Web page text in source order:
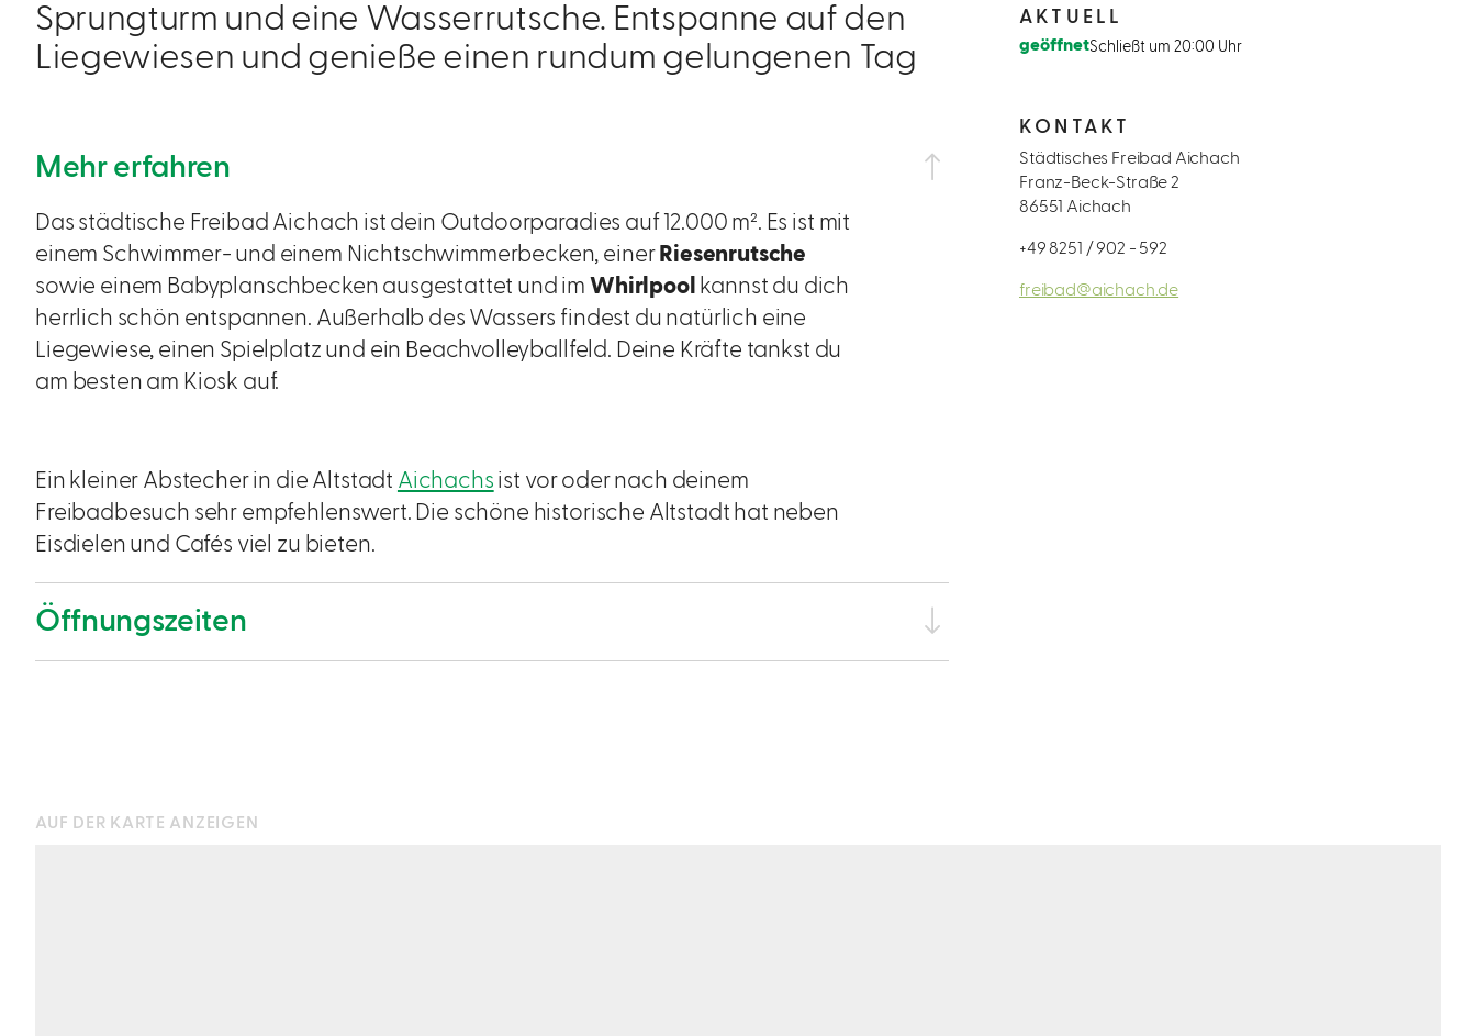
Sprungturm und eine Wasserrutsche. Entspanne auf den
Liegewiesen und genieße einen rundum gelungenen Tag
Mehr erfahren
Das städtische Freibad Aichach ist dein Outdoorparadies auf 12.000 m². Es ist mit
einem Schwimmer- und einem Nichtschwimmerbecken, einer Riesenrutsche
sowie einem Babyplanschbecken ausgestattet und im Whirlpool kannst du dich
herrlich schön entspannen. Außerhalb des Wassers findest du natürlich eine
Liegewiese, einen Spielplatz und ein Beachvolleyballfeld. Deine Kräfte tankst du
am besten am Kiosk auf.
Ein kleiner Abstecher in die Altstadt Aichachs ist vor oder nach deinem
Freibadbesuch sehr empfehlenswert. Die schöne historische Altstadt hat neben
Eisdielen und Cafés viel zu bieten.
Öffnungszeiten
AKTUELL
geöffnetSchließt um 20:00 Uhr
KONTAKT
Städtisches Freibad Aichach
Franz-Beck-Straße 2
86551 Aichach
+49 8251 / 902 - 592
freibad@aichach.de
AUF DER KARTE ANZEIGEN